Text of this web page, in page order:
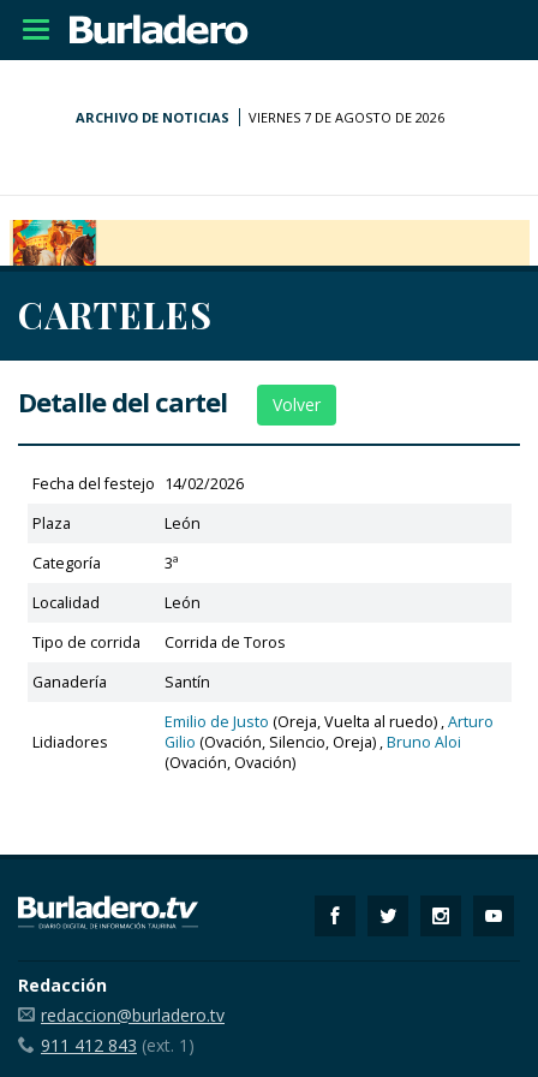
Desplegar
navegación
ARCHIVO DE NOTICIAS VIERNES 7 DE AGOSTO DE 2026
CARTELES
Detalle del cartel Volver
Fecha del festejo 14/02/2026
Plaza
León
Categoría
3ª
Localidad
León
Tipo de corrida
Corrida de Toros
Ganadería
Santín
Lidiadores
Emilio de Justo (Oreja, Vuelta al ruedo) ,Arturo
Gilio (Ovación, Silencio, Oreja) ,Bruno Aloi
(Ovación, Ovación)
Redacción
redaccion@burladero.tv
911 412 843 (ext. 1)